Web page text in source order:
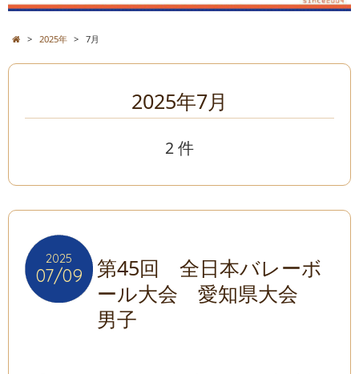
> 2025年 > 7月
2025年7月
2 件
2025
07/09
2025
07/09
第45回 全日本バレーボ
ール大会 愛知県大会
男子